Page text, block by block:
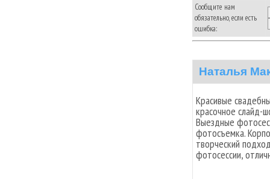
Сообщите нам
обязательно, если есть
ошибка:
Наталья
Красивые
красочное слайд-
Выездные
фотосъемка.
творческий
фотосессии,